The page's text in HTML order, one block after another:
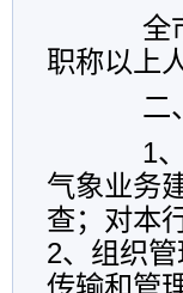
全市
职称以上
二、
1、
气象业务
查；对本
2、组织
传输和管